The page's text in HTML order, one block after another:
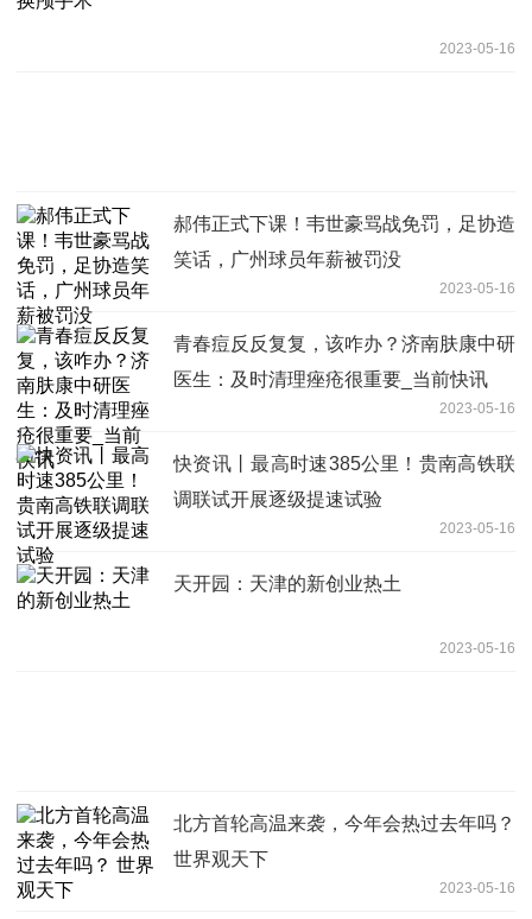
2023-05-16
郝伟正式下课！韦世豪骂战免罚，足协造
笑话，广州球员年薪被罚没
2023-05-16
青春痘反反复复，该咋办？济南肤康中研
医生：及时清理痤疮很重要_当前快讯
2023-05-16
快资讯丨最高时速385公里！贵南高铁联
调联试开展逐级提速试验
2023-05-16
天开园：天津的新创业热土
2023-05-16
北方首轮高温来袭，今年会热过去年吗？
世界观天下
2023-05-16